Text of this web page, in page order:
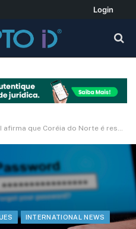
Login
que Coréia do Norte é responsável por ataque a Sony
INTERNATIONAL NEWS